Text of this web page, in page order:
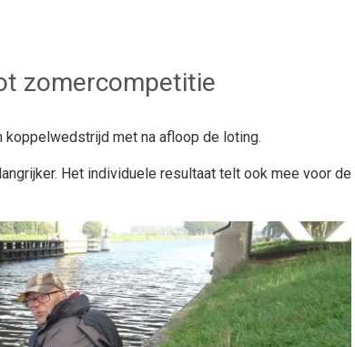
zomercompetitie
met na afloop de loting.
Het individuele resultaat telt ook mee voor de